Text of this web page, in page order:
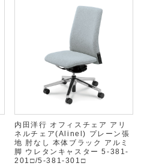
内田洋行 オフィスチェア アリ
ネルチェア(Alinel) プレーン張
地 肘なし 本体ブラック アルミ
脚 ウレタンキャスター 5-381-
201□/5-381-301□